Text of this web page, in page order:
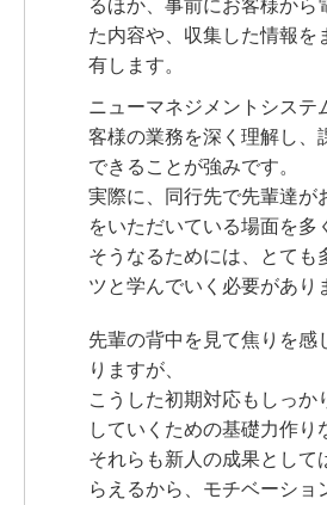
るほか、事前にお客様から
た内容や、収集した情報を
有します。
ニューマネジメントシステ
客様の業務を深く理解し、
できることが強みです。
実際に、同行先で先輩達が
をいただいている場面を多
そうなるためには、とても
ツと学んでいく必要があり
先輩の背中を見て焦りを感
りますが、
こうした初期対応もしっか
していくための基礎力作り
それらも新人の成果として
らえるから、モチベーショ